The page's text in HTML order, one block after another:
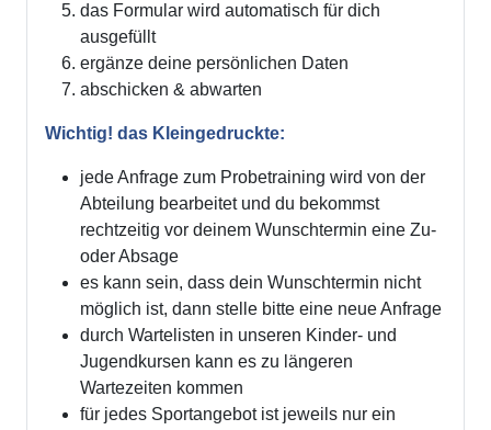
das Formular wird automatisch für dich
ausgefüllt
ergänze deine persönlichen Daten
abschicken & abwarten
Wichtig! das Kleingedruckte:
jede Anfrage zum Probetraining wird von der
Abteilung bearbeitet und du bekommst
rechtzeitig vor deinem Wunschtermin eine Zu-
oder Absage
es kann sein, dass dein Wunschtermin nicht
möglich ist, dann stelle bitte eine neue Anfrage
durch Wartelisten in unseren Kinder- und
Jugendkursen kann es zu längeren
Wartezeiten kommen
für jedes Sportangebot ist jeweils nur ein